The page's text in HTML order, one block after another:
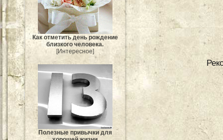
Как отметить день рождение
близкого человека.
[Интересное]
Полезные привычки для